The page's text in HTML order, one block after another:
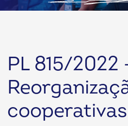
PL 815/2022
cooperativas